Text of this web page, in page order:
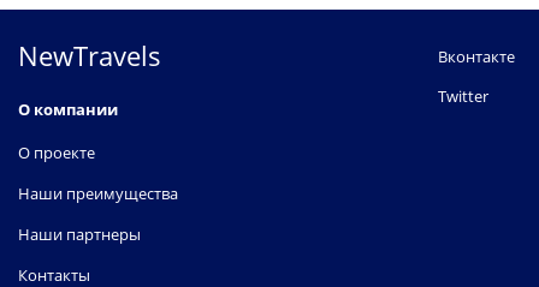
NewTravels
О компании
О проекте
Наши преимущества
Наши партнеры
Контакты
Вконтакте
Twitter